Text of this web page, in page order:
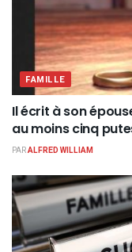
FAMILLE
Il écrit à son
au moins cinq
PARALFRED WILLIAM